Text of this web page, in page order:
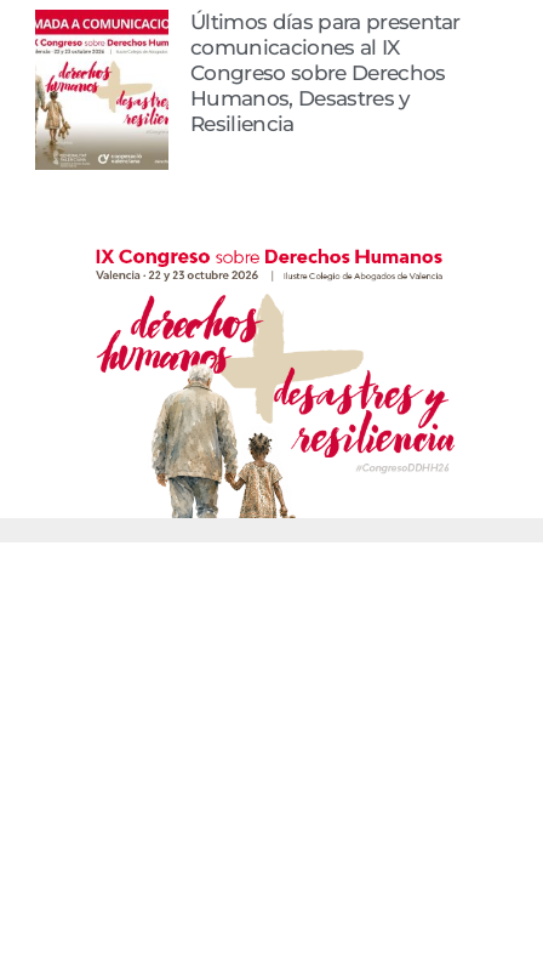
Últimos días para presentar
comunicaciones al IX
Congreso sobre Derechos
Humanos, Desastres y
Resiliencia